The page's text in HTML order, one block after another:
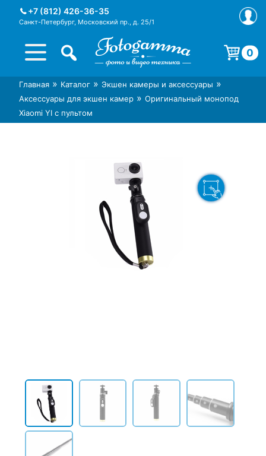
+7 (812) 426-36-35
Санкт-Петербург, Московский пр., д. 25/1
Интернет-магазин фототехники
Foto-Gamma в СПб
Магазин фотоаксессуаров foto-
gamma.ru
0
Корзина пуста.
Главная » Каталог » Экшен камеры и аксессуары »
Аксессуары для экшен камер » Оригинальный монопод
Xiaomi YI с пультом